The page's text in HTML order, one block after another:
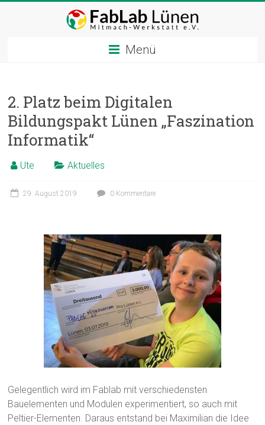
Menü
2. Platz beim Digitalen
Bildungspakt Lünen „Faszination
Informatik“
Ute Aktuelles
29. August 2019 0 Kommentare
Gelegentlich wird im Fablab mit verschiedensten
Bauelementen und Modulen experimentiert, so auch mit
Peltier-Elementen. Daraus entstand bei Maximilian die Idee